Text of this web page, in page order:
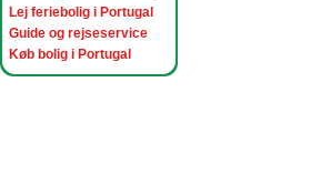
Lej feriebolig i Portugal
Guide og rejseservice
Køb bolig i Portugal